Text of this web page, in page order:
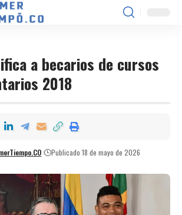
a becarios de cursos
2018
Publicado 18 de mayo de 2026